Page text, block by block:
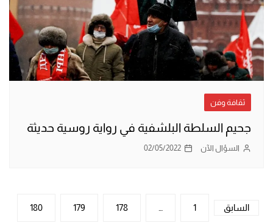
ثقافة وفن
جحيم السلطة البلشفية في رواية روسية حديثة
السؤال الآن 02/05/2022
تعدد
السابق 1
178
179
180